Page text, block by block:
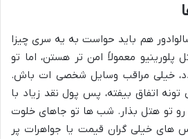
هم باید حواست به یه سری چیزا
پلورینیو معمولاً امن تر هستن، اما تو
خیلی مراقب وسایل شخصی ات باش.
اتفاق بیفته، پس پول نقد زیاد با
تو هتل بذار. شب ها تو جاهای خلوت
های خیلی گران قیمت یا جواهرات پر